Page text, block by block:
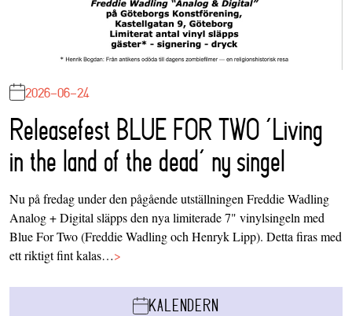
2026-06-24
Releasefest BLUE FOR TWO ‘Living
in the land of the dead’ ny singel
Nu på fredag under den pågående utställningen Freddie Wadling
Analog + Digital släpps den nya limiterade 7" vinylsingeln med
Blue For Two (Freddie Wadling och Henryk Lipp). Detta firas med
ett riktigt fint kalas…>
KALENDERN